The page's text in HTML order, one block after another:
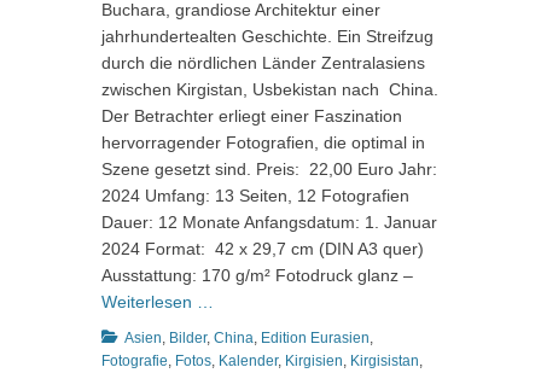
Buchara, grandiose Architektur einer
jahrhundertealten Geschichte. Ein Streifzug
durch die nördlichen Länder Zentralasiens
zwischen Kirgistan, Usbekistan nach China.
Der Betrachter erliegt einer Faszination
hervorragender Fotografien, die optimal in
Szene gesetzt sind. Preis: 22,00 Euro Jahr:
2024 Umfang: 13 Seiten, 12 Fotografien
Dauer: 12 Monate Anfangsdatum: 1. Januar
2024 Format: 42 x 29,7 cm (DIN A3 quer)
Ausstattung: 170 g/m² Fotodruck glanz –
Weiterlesen …
Kategorien
Asien, Bilder, China, Edition Eurasien,
Fotografie, Fotos, Kalender, Kirgisien, Kirgisistan,